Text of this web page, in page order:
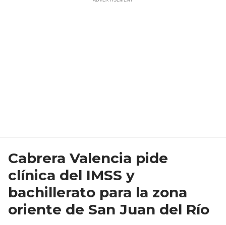
Cabrera Valencia pide
clínica del IMSS y
bachillerato para la zona
oriente de San Juan del Río